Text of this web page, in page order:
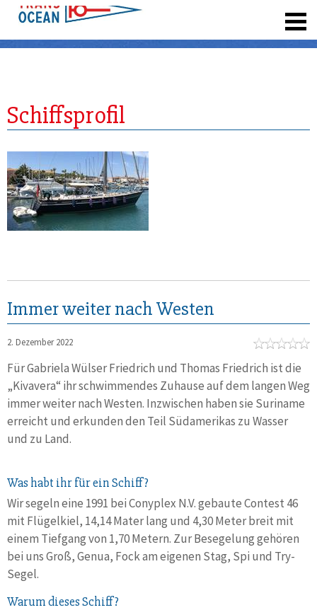
Schiffsprofil
Immer weiter nach Westen
2. Dezember 2022
Für Gabriela Wülser Friedrich und Thomas Friedrich ist die
„Kivavera“ ihr schwimmendes Zuhause auf dem langen Weg
immer weiter nach Westen. Inzwischen haben sie Suriname
erreicht und erkunden den Teil Südamerikas zu Wasser
und zu Land.
Was habt ihr für ein Schiff?
Wir segeln eine 1991 bei Conyplex N.V. gebaute Contest 46
mit Flügelkiel, 14,14 Mater lang und 4,30 Meter breit mit
einem Tiefgang von 1,70 Metern. Zur Besegelung gehören
bei uns Groß, Genua, Fock am eigenen Stag, Spi und Try-
Segel.
Warum dieses Schiff?